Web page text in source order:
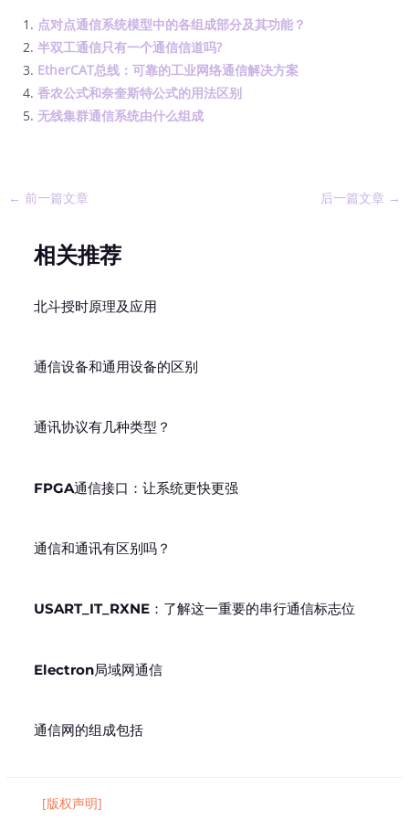
点对点通信系统模型中的各组成部分及其功能？
半双工通信只有一个通信信道吗?
EtherCAT总线：可靠的工业网络通信解决方案
香农公式和奈奎斯特公式的用法区别
无线集群通信系统由什么组成
← 前一篇文章 后一篇文章 →
相关推荐
北斗授时原理及应用
通信设备和通用设备的区别
通讯协议有几种类型？
FPGA通信接口：让系统更快更强
通信和通讯有区别吗？
USART_IT_RXNE：了解这一重要的串行通信标志位
Electron局域网通信
通信网的组成包括
[版权声明]